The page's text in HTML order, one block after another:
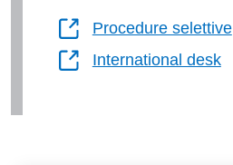
Procedure selettive
International desk